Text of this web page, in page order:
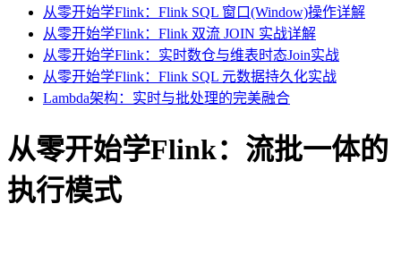
从零开始学Flink：Flink SQL 窗口(Window)操作详解
从零开始学Flink：Flink 双流 JOIN 实战详解
从零开始学Flink：实时数仓与维表时态Join实战
从零开始学Flink：Flink SQL 元数据持久化实战
Lambda架构：实时与批处理的完美融合
从零开始学Flink：流批一体的
执行模式